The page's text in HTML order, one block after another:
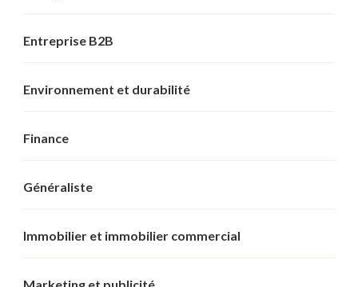
Entreprise B2B
Environnement et durabilité
Finance
Généraliste
Immobilier et immobilier commercial